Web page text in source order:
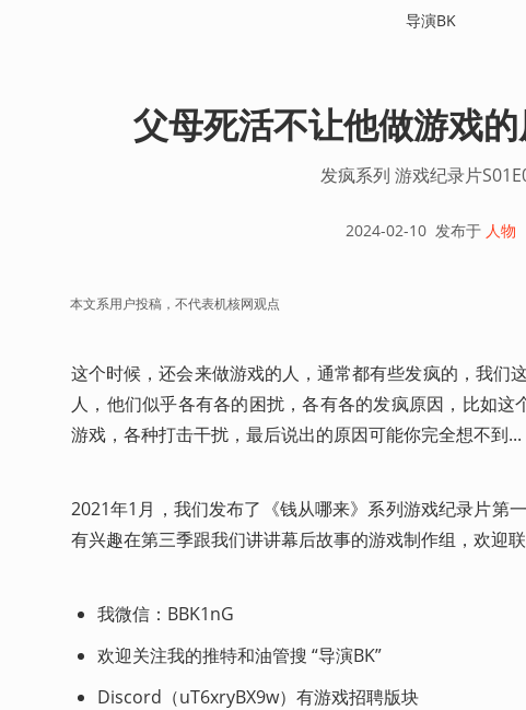
导演BK
父母死活不让他做游戏
发疯系列 游戏纪录片
2024-02-10 发布于 人物
本文系用户投稿，不代表机核网观点
这个时候，还会来做游戏的人，通常都有些发疯的，我们
人，他们似乎各有各的困扰，各有各的发疯原因，比如
游戏，各种打击干扰，最后说出的原因可能你完全想不到...
2021年1月，我们发布了《钱从哪来》系列游戏纪录片第
有兴趣在第三季跟我们讲讲幕后故事的游戏制作组，欢迎联
我微信：BBK1nG
欢迎关注我的推特和油管搜 “导演BK”
Discord（uT6xryBX9w）有游戏招聘版块